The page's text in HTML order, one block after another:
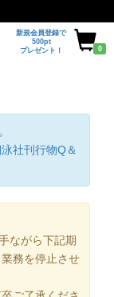
新規会員登録で
500pt
プレゼント！
0
社刊行物Q＆
ながら下記期
務を停止させ